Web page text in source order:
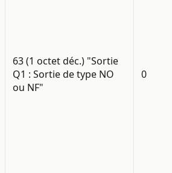
63 (1 octet déc.) "Sortie
Q1 : Sortie de type NO
ou NF"
0